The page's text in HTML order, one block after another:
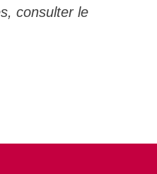
consulter le